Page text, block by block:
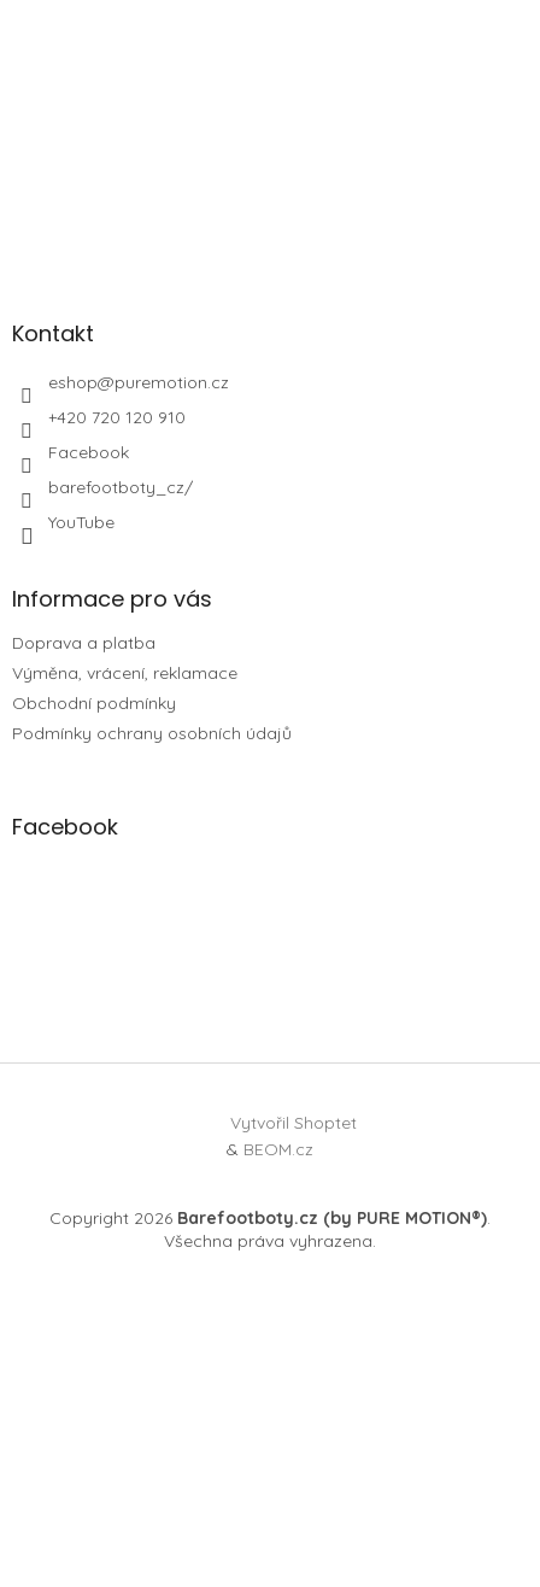
Kontakt
eshop@puremotion.cz
+420 720 120 910
Facebook
barefootboty_cz/
YouTube
Informace pro vás
Doprava a platba
Výměna, vrácení, reklamace
Obchodní podmínky
Podmínky ochrany osobních údajů
Facebook
Vytvořil Shoptet
& BEOM.cz
Copyright 2026 Barefootboty.cz (by PURE MOTION®).
Všechna práva vyhrazena.